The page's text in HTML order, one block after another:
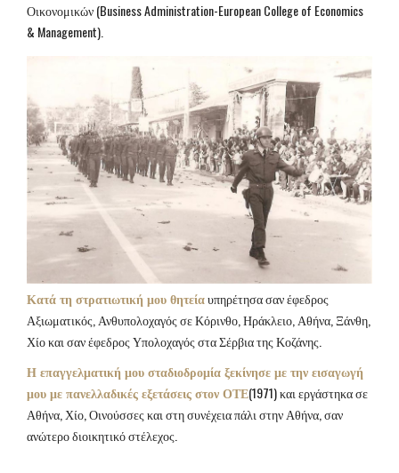
Οικονομικών (Business Administration-European College of Economics
& Management).
Κατά τη στρατιωτική μου θητείαυπηρέτησα σαν έφεδρος
Αξιωματικός, Ανθυπολοχαγός σε Κόρινθο, Ηράκλειο, Αθήνα, Ξάνθη,
Χίο και σαν έφεδρος Υπολοχαγός στα Σέρβια της Κοζάνης.
Η επαγγελματική μου σταδιοδρομία ξεκίνησε με την εισαγωγή
μου με πανελλαδικές εξετάσεις στον ΟΤΕ(1971) και εργάστηκα σε
Αθήνα, Χίο, Οινούσσες και στη συνέχεια πάλι στην Αθήνα, σαν
ανώτερο διοικητικό στέλεχος.